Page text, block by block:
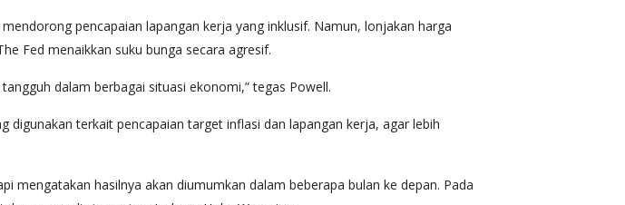
pencapaian lapangan kerja yang inklusif. Namun, lonjakan harga
Fed menaikkan suku bunga secara agresif.
dalam berbagai situasi ekonomi,” tegas Powell.
terkait pencapaian target inflasi dan lapangan kerja, agar lebih
mengatakan hasilnya akan diumumkan dalam beberapa bulan ke depan. Pada